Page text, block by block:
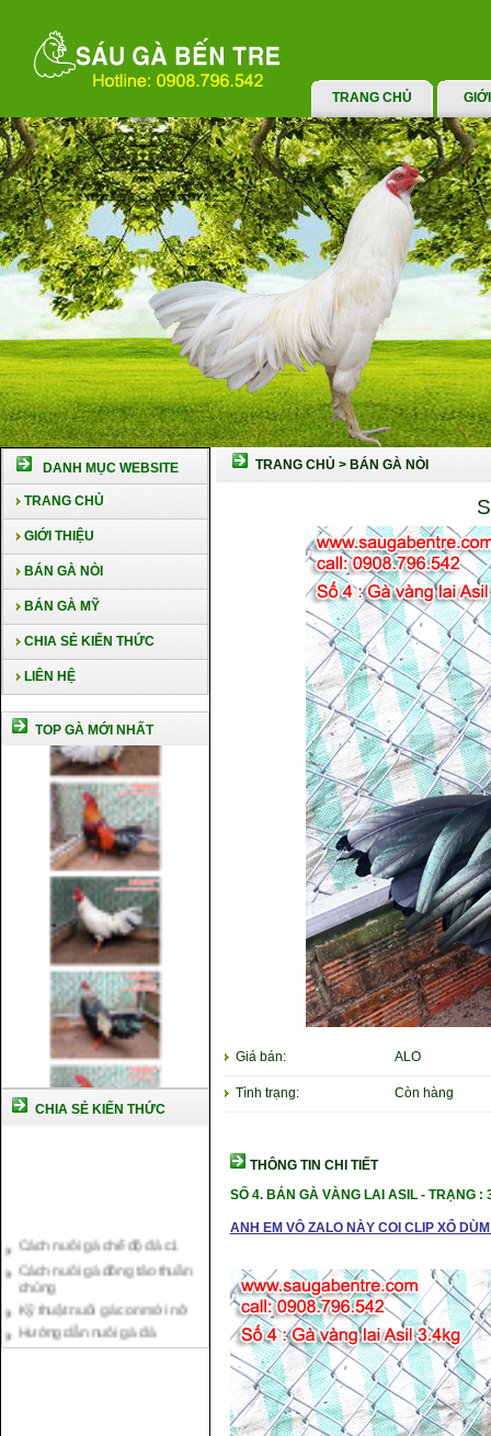
TRANG CHỦ
DANH MỤC WEBSITE
TRANG CHỦ
GIỚI THIỆU
BÁN GÀ NÒI
BÁN GÀ MỸ
CHIA SẺ KIẾN THỨC
LIÊN HỆ
TOP GÀ MỚI NHẤT
CHIA SẺ KIẾN THỨC
Cách nuôi gà đông tảo thuần
chủng
Kỹ thuật nuôi gà con mới nở
Hướng dẫn nuôi gà đá
Tại sao bạn cần biết cách nuôi
gà chọi ?
TRANG CHỦ > BÁN GÀ NÒI
Giá bán: ALO
Tình trạng: Còn hàng
THÔNG TIN CHI TIẾT
SỐ 4. BÁN GÀ VÀNG LAI ASIL - TRẠNG :
ANH EM VÔ ZALO NÀY COI CLIP XỔ